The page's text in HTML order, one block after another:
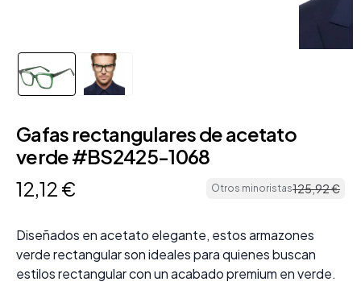
Gafas rectangulares de acetato
verde #BS2425-1068
12,12 € Otros minoristas125,92€
Diseñados en acetato elegante, estos armazones
verde rectangular son ideales para quienes buscan
estilos rectangular con un acabado premium en verde.